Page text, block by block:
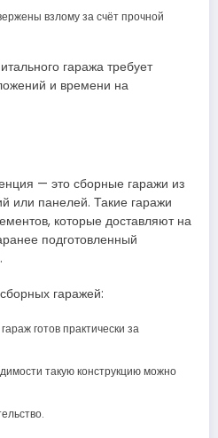
взлому за счёт прочной
гаража требует
и времени на
— это сборные гаражи из
или панелей. Такие гаражи
которые доставляют на
подготовленный
гаражей:
готов практически за
такую конструкцию можно